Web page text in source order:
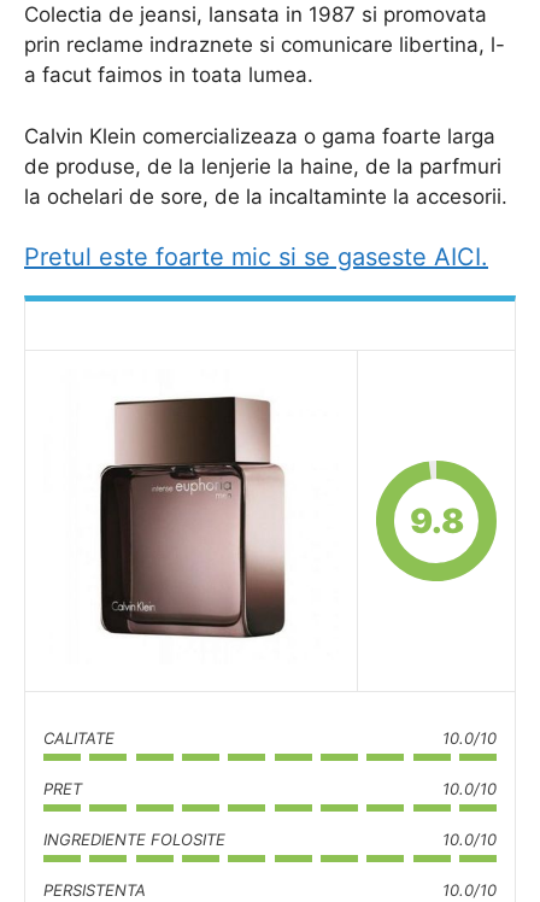
Colectia de jeansi, lansata in 1987 si promovata
prin reclame indraznete si comunicare libertina, l-
a facut faimos in toata lumea.
Calvin Klein comercializeaza o gama foarte larga
de produse, de la lenjerie la haine, de la parfmuri
la ochelari de sore, de la incaltaminte la accesorii.
Pretul este foarte mic si se gaseste AICI.
9.8
CALITATE 10.0/10
PRET 10.0/10
INGREDIENTE FOLOSITE 10.0/10
PERSISTENTA 10.0/10